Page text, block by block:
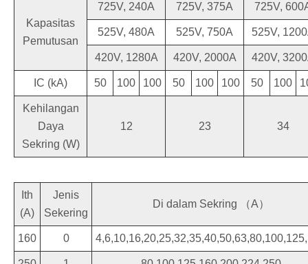
Kapasitas
Pemutusan
725V, 240A 725V, 375A 725V,
525V, 480A 525V, 750A 525V,
420V, 1280A 420V, 2000A 420V,
IC (kA) 50 100 100 50 100 100 50 100
Kehilangan
Daya
Sekring (W)
12 23 34
Ith
(A)
Jenis
Sekering
Di dalam Sekring （A）
160 0